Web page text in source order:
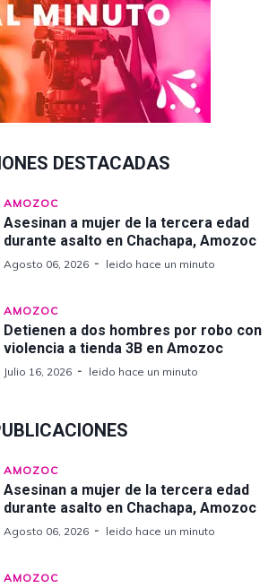
DESTACADAS
AMOZOC
Asesinan a mujer de la tercera edad
durante asalto en Chachapa, Amozoc
Agosto 06, 2026 leido hace un minuto
AMOZOC
Detienen a dos hombres por robo con
violencia a tienda 3B en Amozoc
Julio 16, 2026 leido hace un minuto
AMOZOC
Asesinan a mujer de la tercera edad
durante asalto en Chachapa, Amozoc
Agosto 06, 2026 leido hace un minuto
AMOZOC